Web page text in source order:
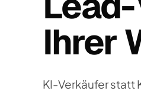
Ihrer
KI-Verkäufer statt